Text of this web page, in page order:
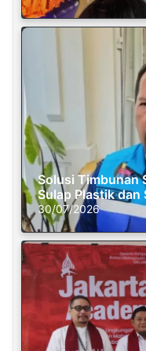
Solusi Timbunan
Sulap Plastik dan
30/07/2026